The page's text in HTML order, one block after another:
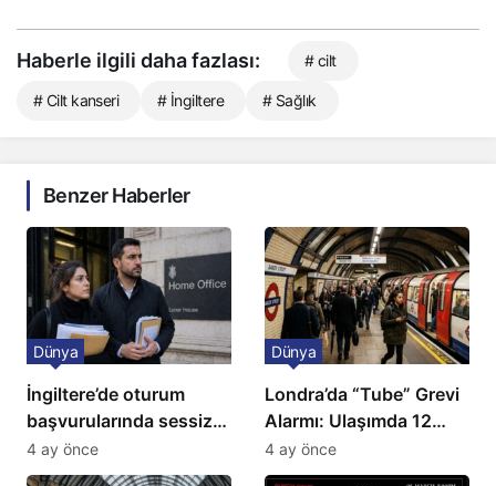
Haberle ilgili daha fazlası: # cilt
# Cilt kanseri # İngiltere # Sağlık
Benzer Haberler
İngiltere’de oturum
başvurularında sessiz
kriz: Büyükelçilikten
açıklama!
Dünya
4 ay önce
Londra’da “Tube” Grevi
Alarmı: Ulaşımda 12
Günlük Kaos Kapıda
Dünya
4 ay önce